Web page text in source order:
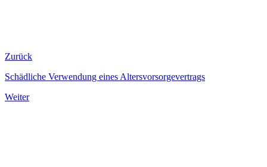
Zurück
Schädliche Verwendung eines Altersvorsorgevertrags
Weiter